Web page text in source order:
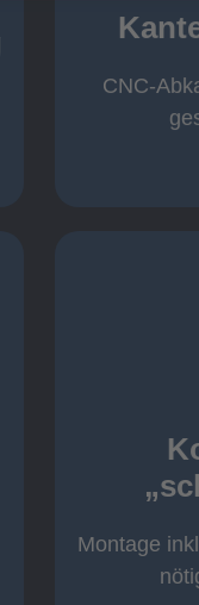
CNC-
Kanten
von
von
Montage
mehr